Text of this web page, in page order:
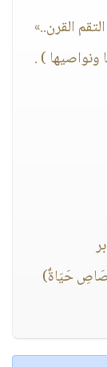
القرن..»
) .
حَيَاةٌ)